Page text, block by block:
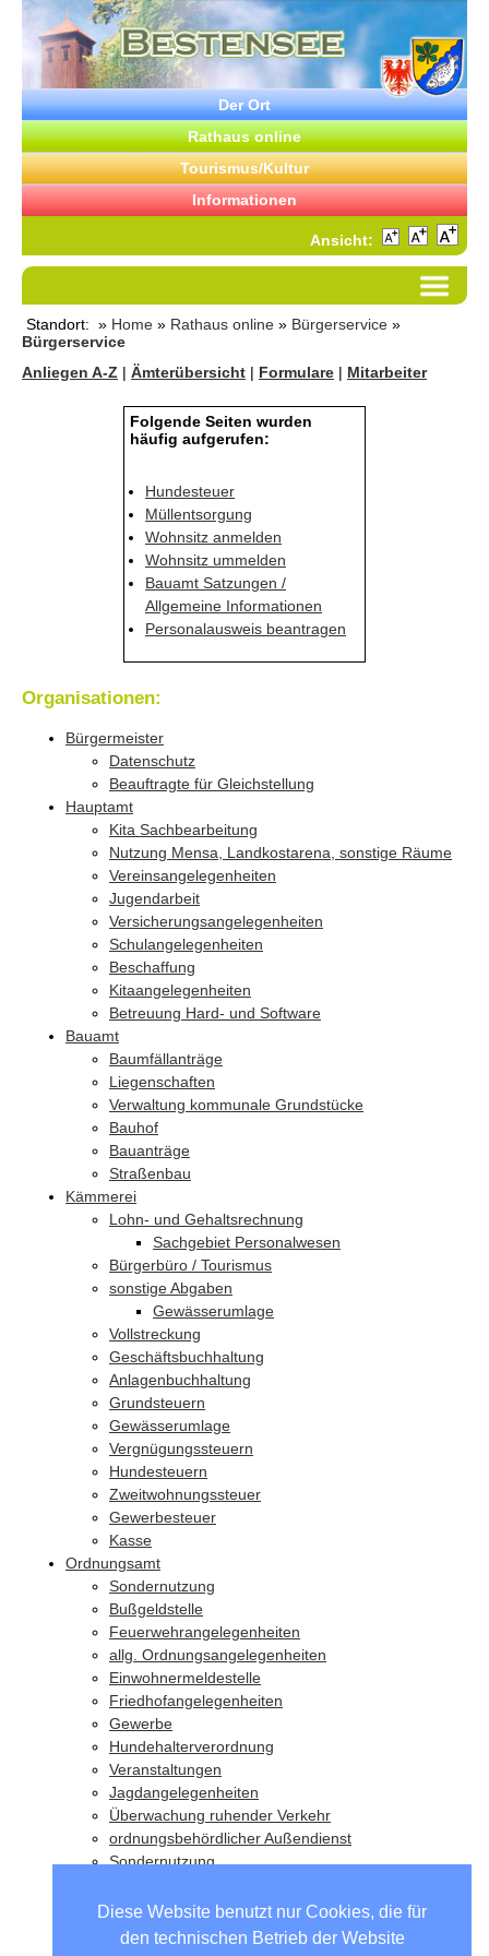
Diese Website benutzt nur Cookies, die für
den technischen Betrieb der Website
Der Ort
Rathaus online
Tourismus/Kultur
Informationen
Ansicht:
Standort: » Home » Rathaus online » Bürgerservice »
Bürgerservice
Anliegen A-Z | Ämterübersicht | Formulare | Mitarbeiter
Folgende Seiten wurden
häufig aufgerufen:
Hundesteuer
Müllentsorgung
Wohnsitz anmelden
Wohnsitz ummelden
Bauamt Satzungen /
Allgemeine Informationen
Personalausweis beantragen
Organisationen:
Bürgermeister
Datenschutz
Beauftragte für Gleichstellung
Hauptamt
Kita Sachbearbeitung
Nutzung Mensa, Landkostarena, sonstige Räume
Vereinsangelegenheiten
Jugendarbeit
Versicherungsangelegenheiten
Schulangelegenheiten
Beschaffung
Kitaangelegenheiten
Betreuung Hard- und Software
Bauamt
Baumfällanträge
Liegenschaften
Verwaltung kommunale Grundstücke
Bauhof
Bauanträge
Straßenbau
Kämmerei
Lohn- und Gehaltsrechnung
Sachgebiet Personalwesen
Bürgerbüro / Tourismus
sonstige Abgaben
Gewässerumlage
Vollstreckung
Geschäftsbuchhaltung
Anlagenbuchhaltung
Grundsteuern
Gewässerumlage
Vergnügungssteuern
Hundesteuern
Zweitwohnungssteuer
Gewerbesteuer
Kasse
Ordnungsamt
Sondernutzung
Bußgeldstelle
Feuerwehrangelegenheiten
allg. Ordnungsangelegenheiten
Einwohnermeldestelle
Friedhofangelegenheiten
Gewerbe
Hundehalterverordnung
Veranstaltungen
Jagdangelegenheiten
Überwachung ruhender Verkehr
ordnungsbehördlicher Außendienst
Sondernutzung
Unsere Partnergemeinden